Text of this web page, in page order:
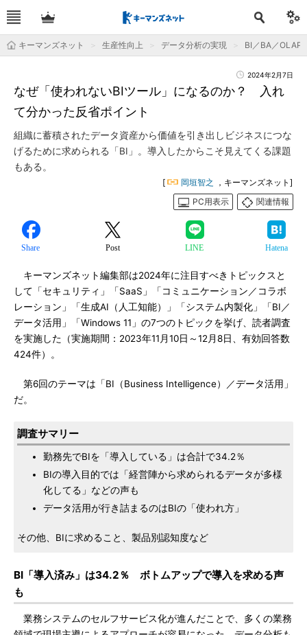
キーマンズネット 生産性向上 データ分析の実現 BI／BA／OLAP
2024年2月7日
なぜ「使われないBIツール」になるのか？ 入れ
て分かった反省ポイント
組織に蓄積されたデータ資産から価値を引き出しビジネスにつな
げるために求められる「BI」。導入したからこそ見えてくる課題
もある。
[ 岡垣智之
，キーマンズネット]
PC用表示
関連情報
Share Post LINE Hatena
キーマンズネット編集部は2024年に注目すべきトピックスと
して「セキュリティ」「SaaS」「コミュニケーション／コラボ
レーション」「生成AI（人工知能）」「システム内製化」「BI／
データ活用」「Windows 11」の7つのトピックを挙げ、読者調査
を実施した（実施期間：2023年11月10日～12月8日、有効回答数
424件）。
第6回のテーマは「BI（Business Intelligence）／データ活用」
だ。
調査サマリー
勤務先でBIを「導入している」は合計で34.2％
BIの導入目的では「経営陣から求められるデータが多様
化してる」などの声も
データ活用が行き詰まるのはBIの「使われ方」
その他、BIに求めること、製品別認知度など
BI「導入済み」は34.2％ ボトムアップで導入を求める声
も
業務システムのセルフサービス化が進んだことで、多くの業務